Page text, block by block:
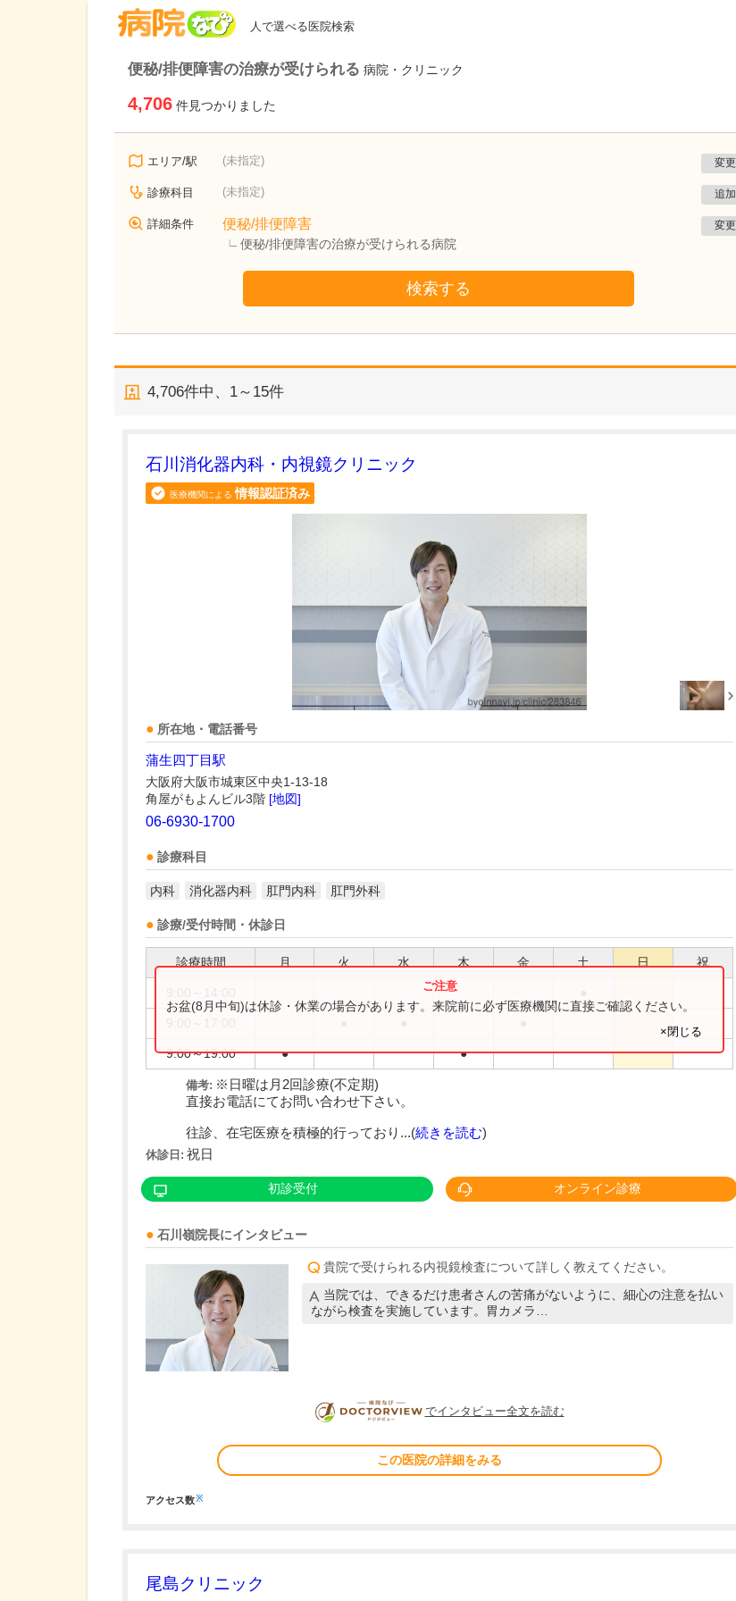
人で選べる医院検索
便秘/排便障害の治療が受けられる 病院・クリニック
4,706 件見つかりました
エリア/駅 (未指定) 変更
診療科目 (未指定) 追加
詳細条件 便秘/排便障害
便秘/排便障害の治療が受けられる病院
変更
検索する
4,706件中、 1～15件
石川消化器内科・内視鏡クリニック
医療機関による 情報認証済み
所在地・電話番号
蒲生四丁目駅
大阪府大阪市城東区中央1-13-18
角屋がもよんビル3階 [地図]
06-6930-1700
診療科目
内科 消化器内科 肛門内科 肛門外科
診療/受付時間・休診日
診療時間 月 火 水 木 金 土 日 祝
9:00～19:00 ● ●
お盆(8月中旬)は休診・休業の場合があります。来院前に必ず医療機関に直接ご確認ください。
×閉じる
備考: ※日曜は月2回診療(不定期)
直接お電話にてお問い合わせ下さい。
往診、在宅医療を積極的行っており...(続きを読む)
休診日: 祝日
初診受付 オンライン診療
石川嶺院長にインタビュー
貴院で受けられる内視鏡検査について詳しく教えてください。
当院では、できるだけ患者さんの苦痛がないように、細心の注意を払い
ながら検査を実施しています。胃カメラ…
DOCTORVIEW
でインタビュー全文を読む
この医院の詳細をみる
アクセス数※
尾島クリニック
山下内科消化器科クリニック
山下 喜史院長取材記事
や便秘は、誰もが経験す